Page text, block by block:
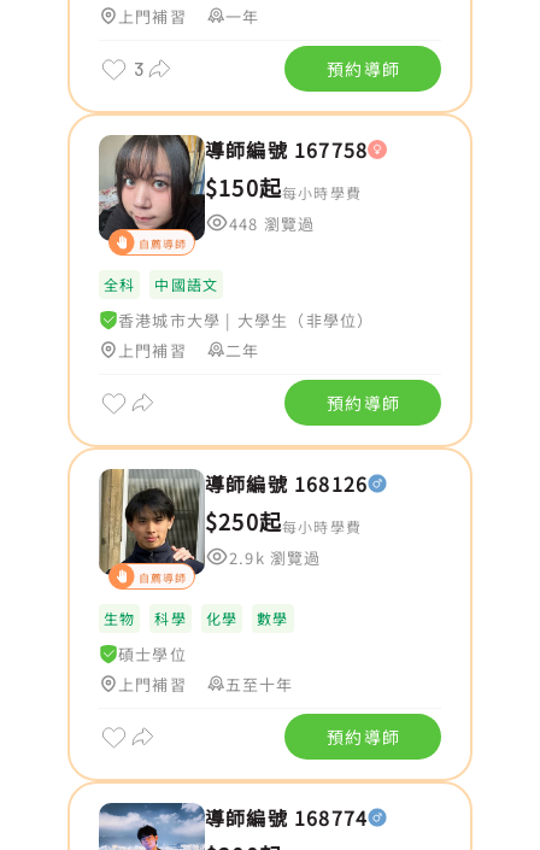
上門補習
一年
3 預約導師
自薦導師
導師編號 167758
$150起每小時學費
448 瀏覽過
全科 中國語文
香港城市大學 | 大學生（非學位）
上門補習
二年
預約導師
自薦導師
導師編號 168126
$250起每小時學費
2.9k 瀏覽過
生物 科學 化學 數學
碩士學位
上門補習
五至十年
預約導師
導師編號 168774